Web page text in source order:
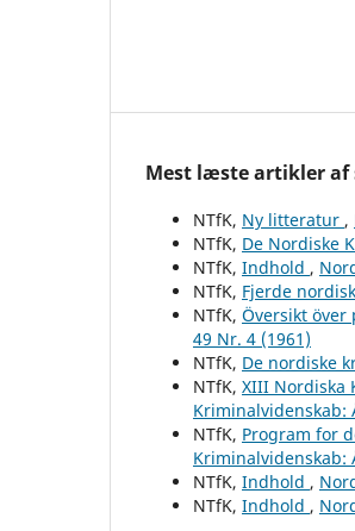
Mest læste artikler
NTfK, Ny litteratur ,
NTfK, De Nordiske
NTfK, Indhold ,
NTfK, Fjerde
NTfK, Översikt över
49 Nr. 4 (1961)
NTfK, De nordiske
NTfK, XIII Nordiska
Kriminalvidenskab:
NTfK, Program for
Kriminalvidenskab:
NTfK, Indhold ,
NTfK, Indhold ,